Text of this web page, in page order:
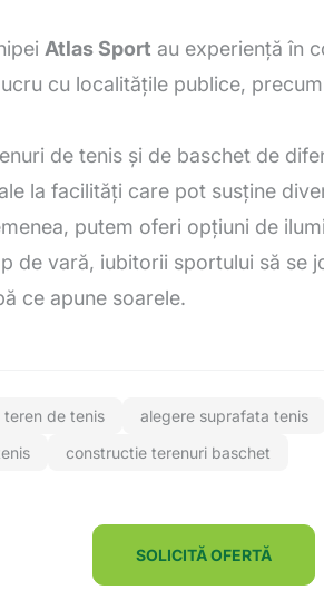
Atlas Sport au experiență în
cu localitățile publice,
de tenis și de baschet de
la facilități care pot susține
putem oferi opțiuni de
de vară, iubitorii sportului să se
ce apune soarele.
teren de tenis alegere suprafata tenis
constructie terenuri baschet
SOLICITĂ OFERTĂ